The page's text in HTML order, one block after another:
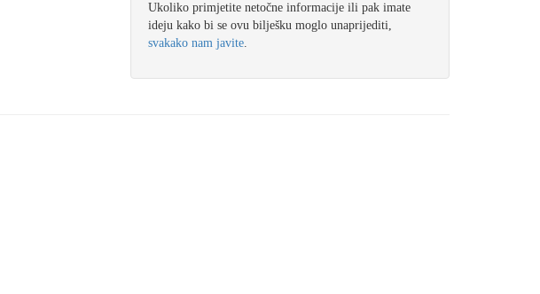
Ukoliko primjetite netočne informacije ili pak imate
ideju kako bi se ovu bilješku moglo unaprijediti,
svakako nam javite.